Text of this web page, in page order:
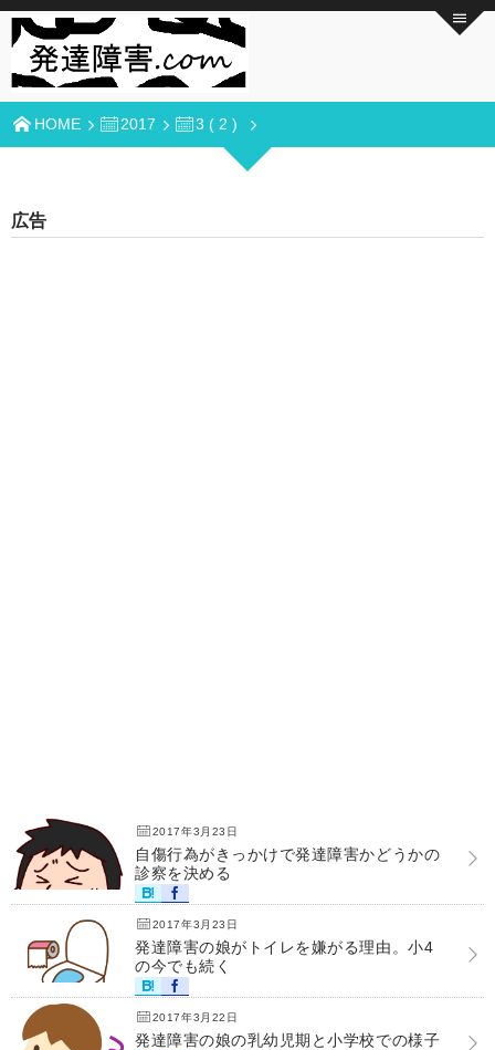
HOME 2017 3 ( 2 )
広告
2017年3月23日
自傷行為がきっかけで発達障害かどうかの
診察を決める
2017年3月23日
発達障害の娘がトイレを嫌がる理由。小4
の今でも続く
2017年3月22日
発達障害の娘の乳幼児期と小学校での様子